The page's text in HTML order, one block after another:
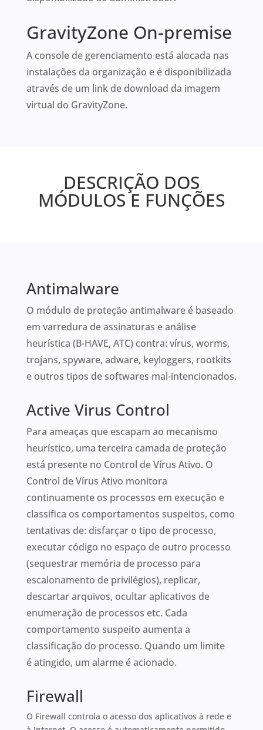
GravityZone On-premise
A console de gerenciamento está alocada nas
instalações da organização e é disponibilizada
através de um link de download da imagem
virtual do GravityZone.
DESCRIÇÃO DOS
MÓDULOS E FUNÇÕES
Antimalware
O módulo de proteção antimalware é baseado
em varredura de assinaturas e análise
heurística (B-HAVE, ATC) contra: vírus, worms,
trojans, spyware, adware, keyloggers, rootkits
e outros tipos de softwares mal-intencionados.
Active Virus Control
Para ameaças que escapam ao mecanismo
heurístico, uma terceira camada de proteção
está presente no Control de Vírus Ativo. O
Control de Vírus Ativo monitora
continuamente os processos em execução e
classifica os comportamentos suspeitos, como
tentativas de: disfarçar o tipo de processo,
executar código no espaço de outro processo
(sequestrar memória de processo para
escalonamento de privilégios), replicar,
descartar arquivos, ocultar aplicativos de
enumeração de processos etc. Cada
comportamento suspeito aumenta a
classificação do processo. Quando um limite
é atingido, um alarme é acionado.
Firewall
O Firewall controla o acesso dos aplicativos à rede e